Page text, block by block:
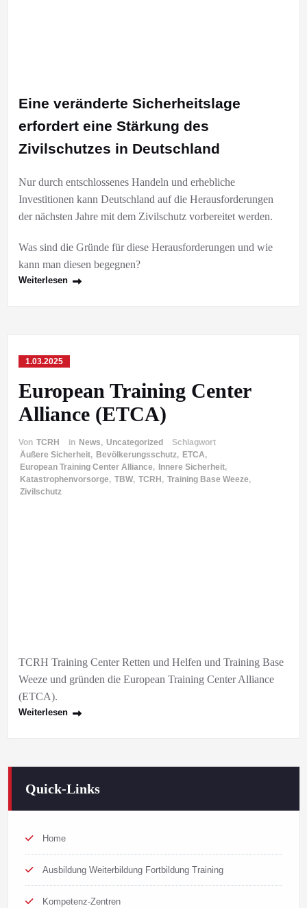
Eine veränderte Sicherheitslage
erfordert eine Stärkung des
Zivilschutzes in Deutschland
Nur durch entschlossenes Handeln und erhebliche
Investitionen kann Deutschland auf die Herausforderungen
der nächsten Jahre mit dem Zivilschutz vorbereitet werden.
Was sind die Gründe für diese Herausforderungen und wie
kann man diesen begegnen?
Weiterlesen
1.03.2025
European Training Center
Alliance (ETCA)
Von TCRH in News, Uncategorized
Schlagwort
Äußere Sicherheit, Bevölkerungsschutz, ETCA,
European Training Center Alliance, Innere Sicherheit,
Katastrophenvorsorge, TBW, TCRH, Training Base Weeze,
Zivilschutz
TCRH Training Center Retten und Helfen und Training Base
Weeze und gründen die European Training Center Alliance
(ETCA).
Weiterlesen
Quick-Links
Home
Ausbildung Weiterbildung Fortbildung Training
Kompetenz-Zentren